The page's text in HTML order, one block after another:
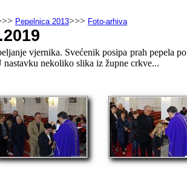
Pepelnica 2013>>> Foto-arhiva
vjernika. Svećenik posipa prah pepela po
nekoliko slika iz župne crkve...